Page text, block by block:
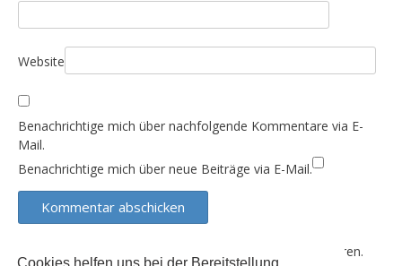
Cookies helfen uns bei der Bereitstellung
Website
Benachrichtige mich über nachfolgende Kommentare via E-
Mail.
Benachrichtige mich über neue Beiträge via E-Mail.
Diese Website verwendet Akismet, um Spam zu reduzieren.